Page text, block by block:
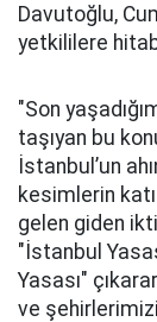
Davutoğlu,
yetkililere
"Son
taşıyan bu
İstanbul’un
kesimlerin
gelen giden
"İstanbul
Yasası"
ve